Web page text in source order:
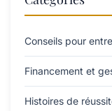
Conseils pour
Financement et
Histoires de